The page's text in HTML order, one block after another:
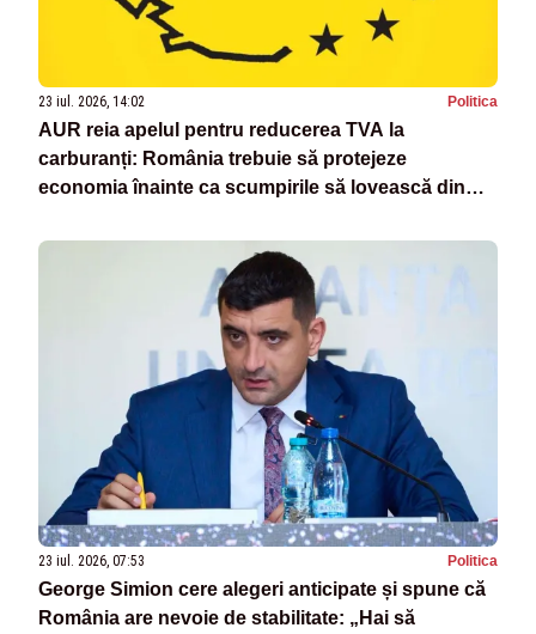
23 iul. 2026, 14:02 Politica
AUR reia apelul pentru reducerea TVA la
carburanți: România trebuie să protejeze
economia înainte ca scumpirile să lovească din
23 iul. 2026, 07:53 Politica
George Simion cere alegeri anticipate și spune că
România are nevoie de stabilitate: „Hai să